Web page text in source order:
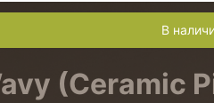
В
(Ceramic